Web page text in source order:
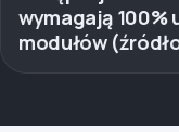
wymagają
modułów